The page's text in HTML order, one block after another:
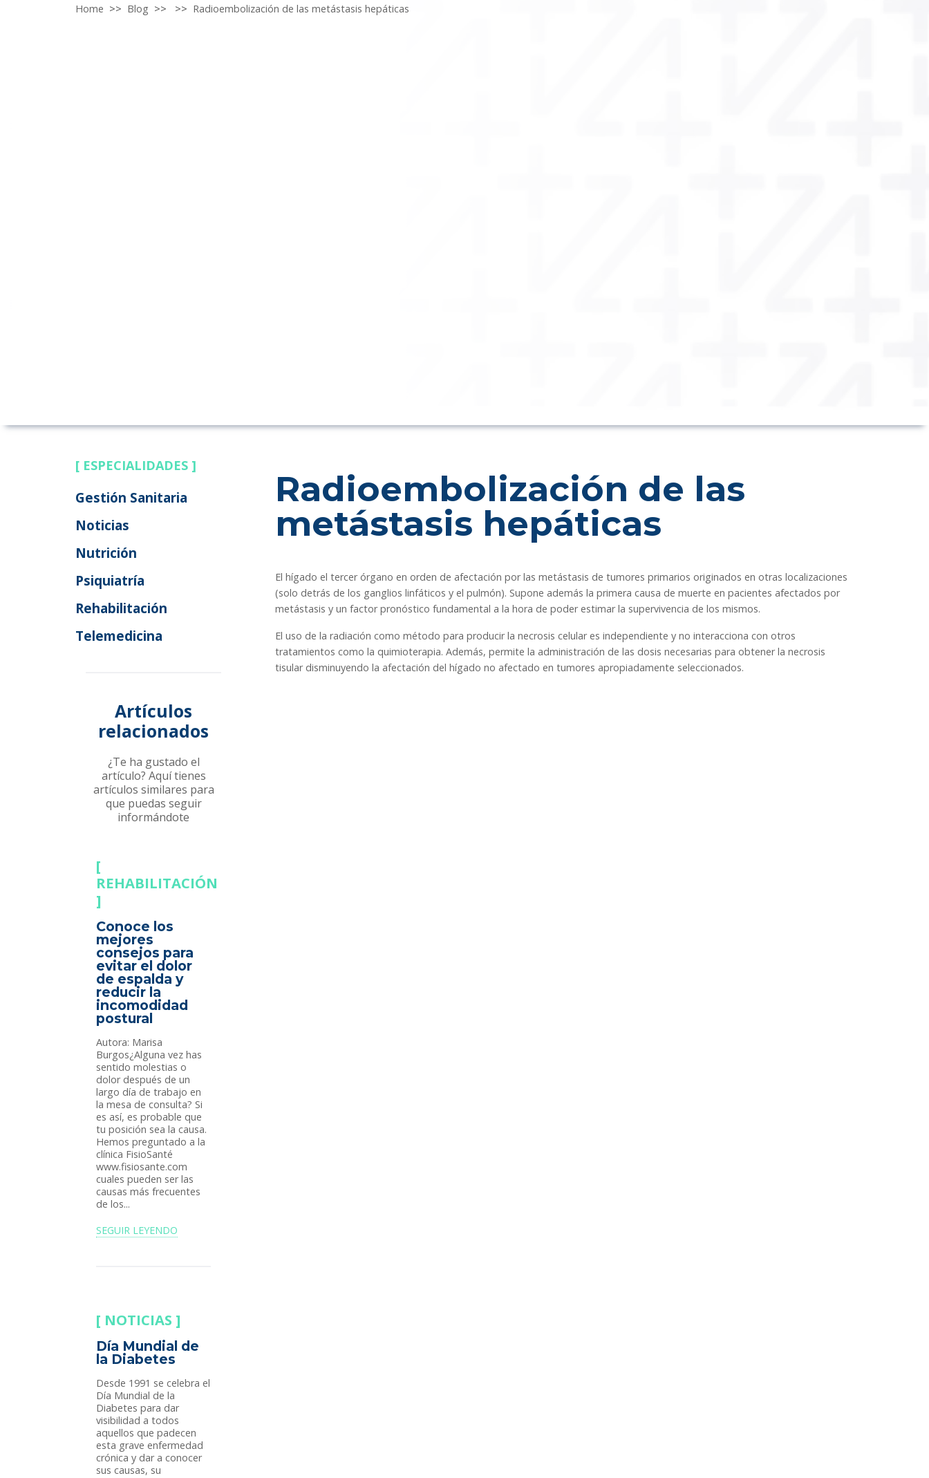
Home >> Blog >> >> Radioembolización de las metástasis hepáticas
[ ESPECIALIDADES ]
Gestión Sanitaria
Noticias
Nutrición
Psiquiatría
Rehabilitación
Telemedicina
Artículos
relacionados
¿Te ha gustado el
artículo? Aquí tienes
artículos similares para
que puedas seguir
informándote
REHABILITACIÓN
Conoce los
mejores
consejos para
evitar el dolor
de espalda y
reducir la
incomodidad
postural
Autora: Marisa
Burgos¿Alguna vez has
sentido molestias o
dolor después de un
largo día de trabajo en
la mesa de consulta? Si
es así, es probable que
tu posición sea la causa.
Hemos preguntado a la
clínica FisioSanté
www.fisiosante.com
cuales pueden ser las
causas más frecuentes
de los...
SEGUIR LEYENDO
NOTICIAS
Día Mundial de
la Diabetes
Desde 1991 se celebra el
Día Mundial de la
Diabetes para dar
visibilidad a todos
aquellos que padecen
esta grave enfermedad
crónica y dar a conocer
sus causas, su
Radioembolización de las
metástasis hepáticas
El hígado el tercer órgano en orden de afectación por las metástasis de tumores primarios originados en otras localizaciones
(solo detrás de los ganglios linfáticos y el pulmón). Supone además la primera causa de muerte en pacientes afectados por
metástasis y un factor pronóstico fundamental a la hora de poder estimar la supervivencia de los mismos.
El uso de la radiación como método para producir la necrosis celular es independiente y no interacciona con otros
tratamientos como la quimioterapia. Además, permite la administración de las dosis necesarias para obtener la necrosis
tisular disminuyendo la afectación del hígado no afectado en tumores apropiadamente seleccionados.